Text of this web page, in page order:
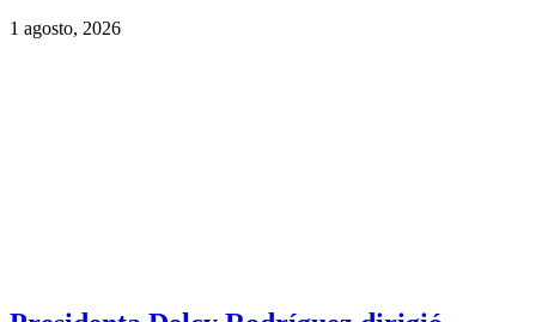
1 agosto, 2026